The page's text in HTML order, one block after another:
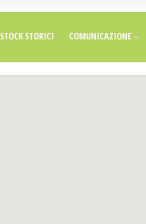
STOCK STORICI COMUNICAZIONE